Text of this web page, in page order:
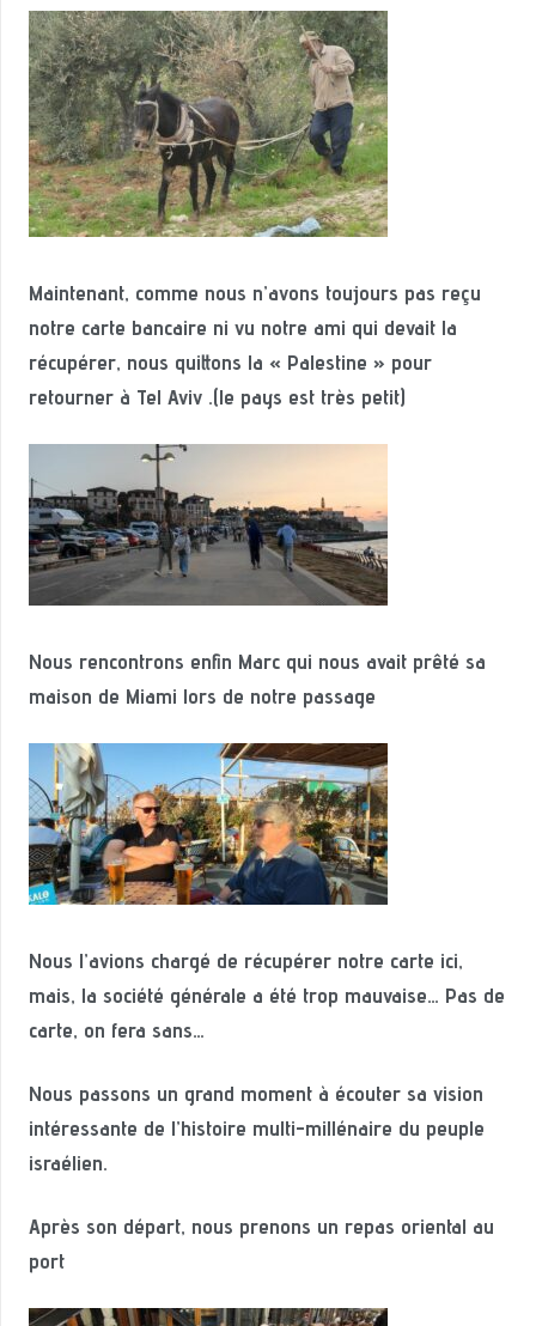
Maintenant, comme nous n’avons toujours pas reçu
notre carte bancaire ni vu notre ami qui devait la
récupérer, nous quittons la « Palestine » pour
retourner à Tel Aviv .(le pays est très petit)
Nous rencontrons enfin Marc qui nous avait prêté sa
maison de Miami lors de notre passage
Nous l’avions chargé de récupérer notre carte ici,
mais, la société générale a été trop mauvaise… Pas de
carte, on fera sans…
Nous passons un grand moment à écouter sa vision
intéressante de l’histoire multi-millénaire du peuple
israélien.
Après son départ, nous prenons un repas oriental au
port